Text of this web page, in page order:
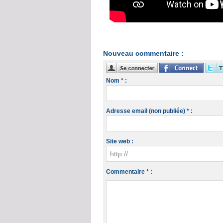
Nouveau commentaire :
Nom * :
Adresse email (non publiée) * :
Site web :
Commentaire * :